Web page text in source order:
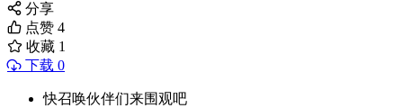
分享
点赞 4
收藏 1
下载 0
快召唤伙伴们来围观吧